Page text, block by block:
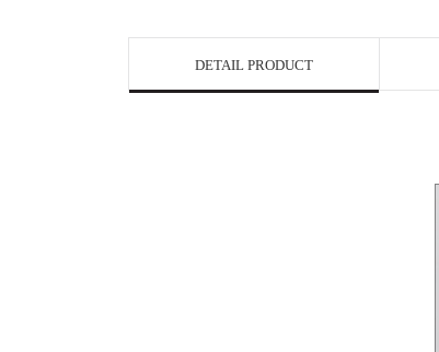
DETAIL PRODUCT